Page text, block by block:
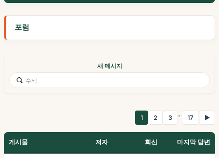
포럼
새 메시지
1 2 3 ... 17 ▶
게시물 저자 회신 마지막 답변